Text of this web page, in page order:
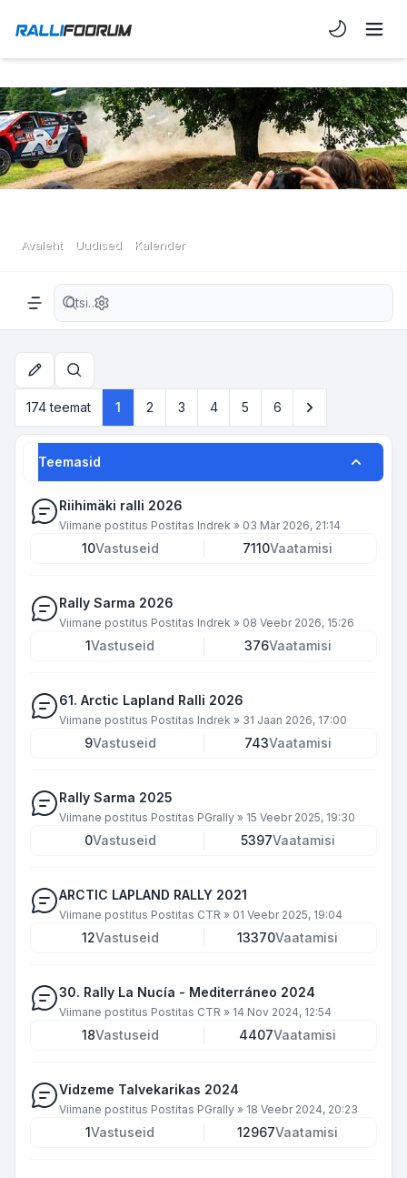
Light/Dark
Avaleht Uudised Kalender
Navigation menu
Täiendatud otsing
Otsi
174 teemat
1 2 3 4 5 6
Teemasid
Riihimäki ralli 2026
Viimane postitus Postitas Indrek » 03 Mär 2026, 21:14
10Vastuseid 7110Vaatamisi
Rally Sarma 2026
Viimane postitus Postitas Indrek » 08 Veebr 2026, 15:26
1Vastuseid 376Vaatamisi
61. Arctic Lapland Ralli 2026
Viimane postitus Postitas Indrek » 31 Jaan 2026, 17:00
9Vastuseid 743Vaatamisi
Rally Sarma 2025
Viimane postitus Postitas PGrally » 15 Veebr 2025, 19:30
0Vastuseid 5397Vaatamisi
ARCTIC LAPLAND RALLY 2021
Viimane postitus Postitas CTR » 01 Veebr 2025, 19:04
12Vastuseid 13370Vaatamisi
30. Rally La Nucía - Mediterráneo 2024
Viimane postitus Postitas CTR » 14 Nov 2024, 12:54
18Vastuseid 4407Vaatamisi
Vidzeme Talvekarikas 2024
Viimane postitus Postitas PGrally » 18 Veebr 2024, 20:23
1Vastuseid 12967Vaatamisi